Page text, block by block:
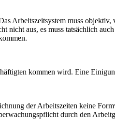
Arbeitszeitsystem muss
aus, es muss tatsächlich
kommen wird. Eine
der Arbeitszeiten keine
durch den